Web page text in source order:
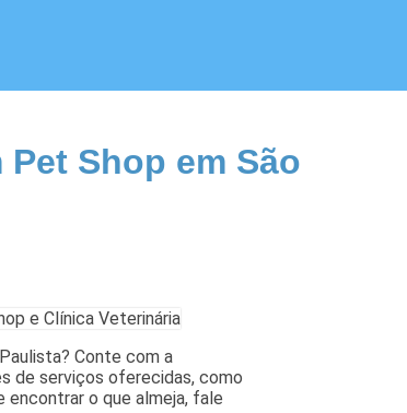
Shop em São
Conte com a
de serviços oferecidas, como
encontrar o que almeja, fale